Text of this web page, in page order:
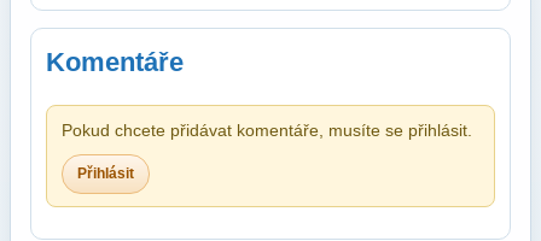
Komentáře
Pokud chcete přidávat komentáře, musíte se přihlásit.
Přihlásit